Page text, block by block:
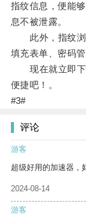
指纹信息，便能
息不被泄露。
此外，指纹浏
填充表单、密码
现在就立即下
便捷吧！。
#3#
评论
游客
超级好用的加速器，
2024-08-14
游客